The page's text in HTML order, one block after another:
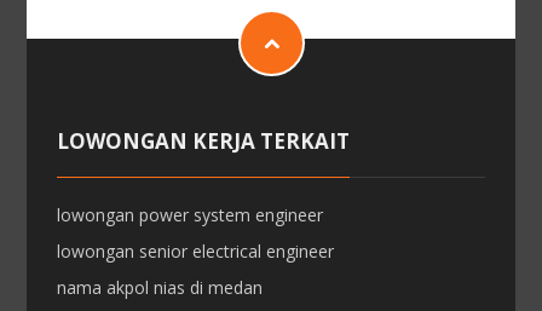
LOWONGAN KERJA TERKAIT
lowongan power system engineer
lowongan senior electrical engineer
nama akpol nias di medan